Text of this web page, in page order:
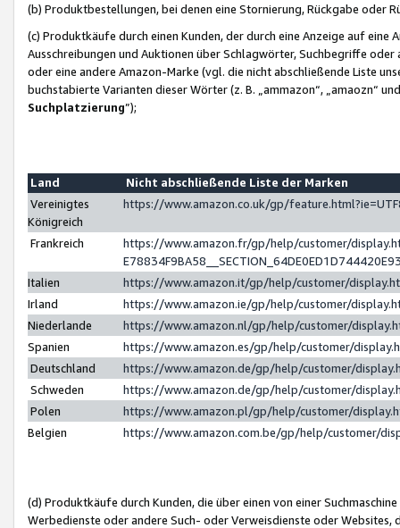
(b) Produktbestellungen, bei denen eine Stornierung, Rückgabe oder
(c) Produktkäufe durch einen Kunden, der durch eine Anzeige auf
Ausschreibungen und Auktionen über Schlagwörter, Suchbegriffe
oder eine andere Amazon-Marke (vgl. die nicht abschließende Liste
buchstabierte Varianten dieser Wörter (z. B. „ammazon“, „amaozn“
Suchplatzierung”);
Land
Nicht abschließende Liste der Marken
Vereinigtes
Königreich
https://www.amazon.co.uk/gp/
Frankreich
https://www.amazon.fr/gp/help/customer/
Italien
https://www.amazon.it/gp/help/customer/
Irland
https://www.amazon.ie/gp/help/customer/
Niederlande
https://www.amazon.nl/gp/help/customer/
Spanien
https://www.amazon.es/gp/help/customer/
Deutschland
https://www.amazon.de/gp/help/customer/
Schweden
https://www.amazon.de/gp/help/customer/
Polen
https://www.amazon.pl/gp/help/customer/
Belgien
https://www.amazon.com.be/gp/help/customer/
(d) Produktkäufe durch Kunden, die über einen von einer
Werbedienste oder andere Such- oder Verweisdienste oder Websites,